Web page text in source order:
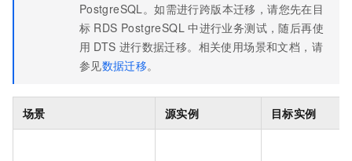
PostgreSQL。如需进行跨版本迁移，请您先在目
标 RDS PostgreSQL 中进行业务测试，随后再使
用 DTS 进行数据迁移。相关使用场景和文档，请
参见数据迁移。
场景 源实例 目标实例